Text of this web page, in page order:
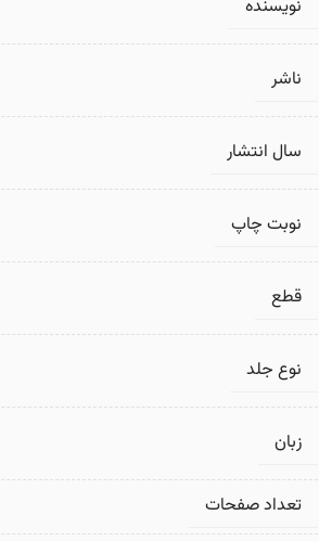
نویسنده
ناشر
سال انتشار
نوبت چاپ
قطع
نوع جلد
زبان
تعداد صفحات